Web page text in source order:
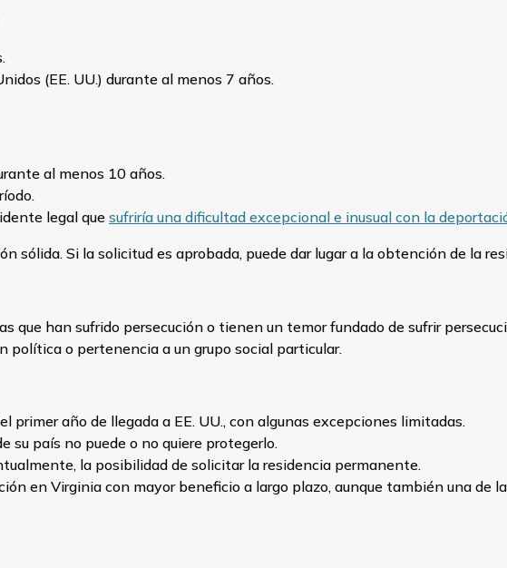
(EE. UU.) durante al menos 7 años.
al menos 10 años.
legal quesufriría una dificultad excepcional e inusual con la
sólida. Si la solicitud es aprobada, puede dar lugar a la obtención de la
que han sufrido persecución o tienen un temor fundado de sufrir
política o pertenencia a un grupo social particular.
primer año de llegada a EE. UU., con algunas excepciones limitadas.
su país no puede o no quiere protegerlo.
la posibilidad de solicitar la residencia permanente.
en Virginia con mayor beneficio a largo plazo, aunque también una de